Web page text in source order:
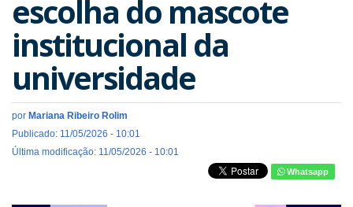
escolha do mascote
institucional da
universidade
por Mariana Ribeiro Rolim
Publicado: 11/05/2026 - 10:01
Última modificação: 11/05/2026 - 10:01
Whatsapp